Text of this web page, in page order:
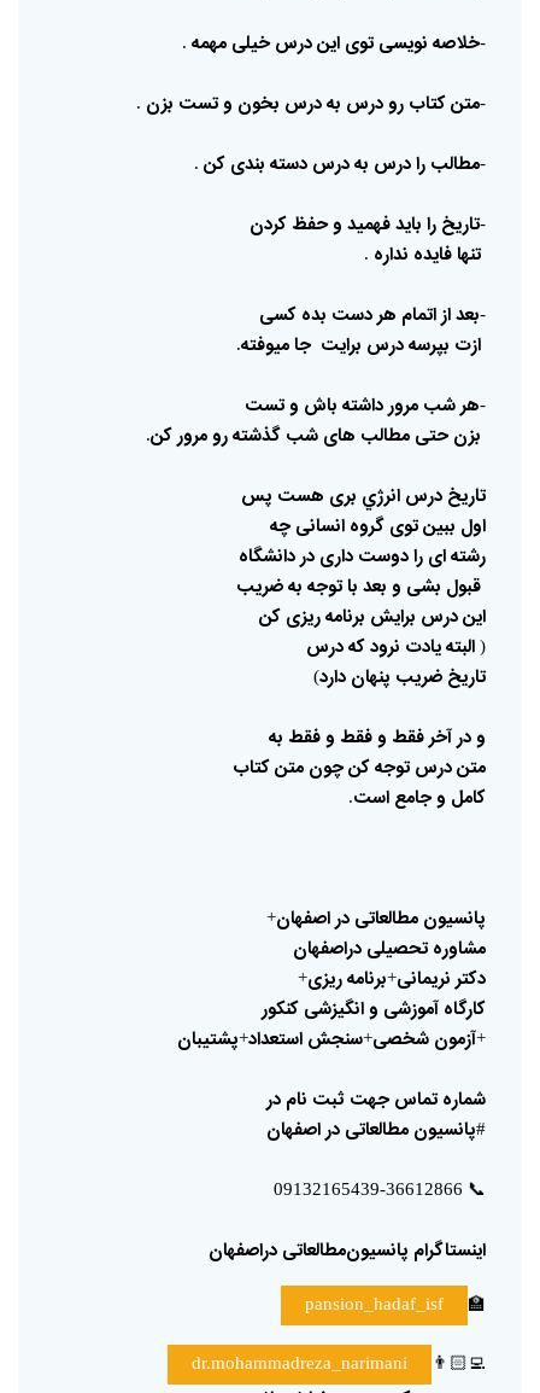
-خلاصه نویسی توی ایندرس خیلی مهمه .
-متنکتاب رودرس بهدرس بخون وتست بزن .
-مطالب رادرس بهدرس دسته بندی کن .
-تاریخ را بایدفهمید وحفظکردن
تنهافایده نداره .
-بعدازاتمام هردست بده کسی
ازت بپرسهدرس برایت جامیوفته.
-هرشب مرورداشته باش وتست
بزن حتی مطالب های شب گذشتهرومرورکن.
تاریخ درس انرژي بری هست پس
اول ببینتوی گروه انسانی چه
رشتهای رادوست داری دردانشگاه
قبول بشی و بعد باتوجه بهضریب
ایندرس برایش برنامهریزی کن
( البتهیادت نرودکهدرس
تاریخ ضریب پنهان دارد)
ودرآخرفقط وفقط وفقط به
متندرس توجهکنچون متنکتاب
کامل وجامع است.
پانسیون مطالعاتی دراصفهان+
مشاوره تحصیلی دراصفهان
دکتر نریمانی+برنامهریزی+
کارگاه آموزشی وانگیزشی کنکور
+آزمون شخصی+سنجش استعداد+پشتیبان
شماره تماس جهت ثبت نام در
#پانسیون مطالعاتی دراصفهان
📞
اینستاگرام پانسیون‌مطالعاتی دراصفهان
🏫
pansion_hadaf_isf
👨🏻‍💻
dr.mohammadreza_narimani